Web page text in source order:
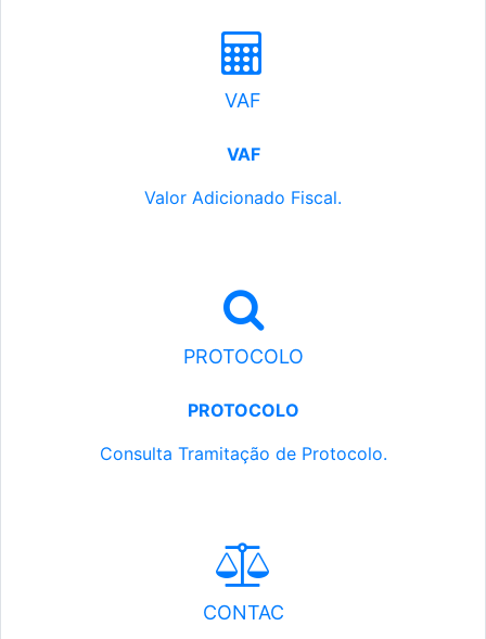
VAF
VAF
Valor Adicionado Fiscal.
PROTOCOLO
PROTOCOLO
Consulta Tramitação de Protocolo.
CONTAC